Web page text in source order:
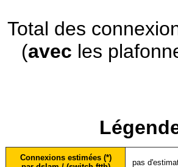
Total des
(avec les
Connexions estimées (*)
pas